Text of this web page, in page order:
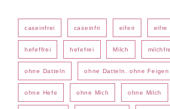
caseinfrei caseinfri eiferi eifre
hefeffrei hefefrei Milch
ohne Datteln ohne Datteln. ohne Feigen
ohne Hefe ohne Mich ohne Milch